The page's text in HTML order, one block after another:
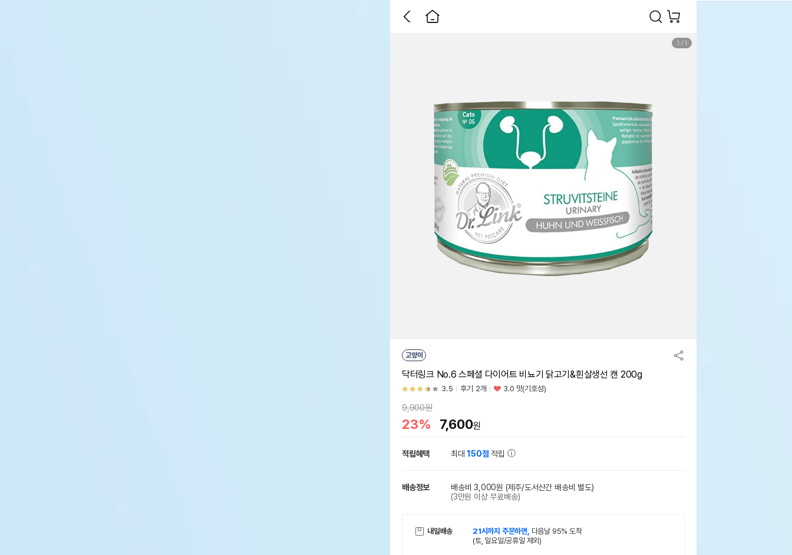
1 / 1
고양이
닥터링크 No.6 스페셜 다이어트 비뇨기 닭고기&흰살생선 캔 200g
3.5 후기 2개 3.0 맛(기호성)
9,900원
23% 7,600원
적립혜택 최대150점 적립
배송정보 배송비 3,000원 (제주/도서산간 배송비 별도)
(3만원 이상 무료배송)
내일배송 21시까지 주문하면, 다음날 95% 도착
(토, 일요일/공휴일 제외)